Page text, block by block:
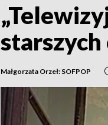
Małgorzata Orzeł: SOFPOP